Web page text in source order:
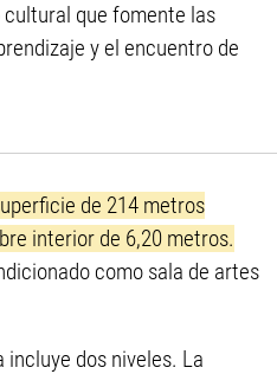
que fomente las
y el encuentro de
de 214 metros
interior de 6,20 metros.
como sala de artes
incluye dos niveles. La